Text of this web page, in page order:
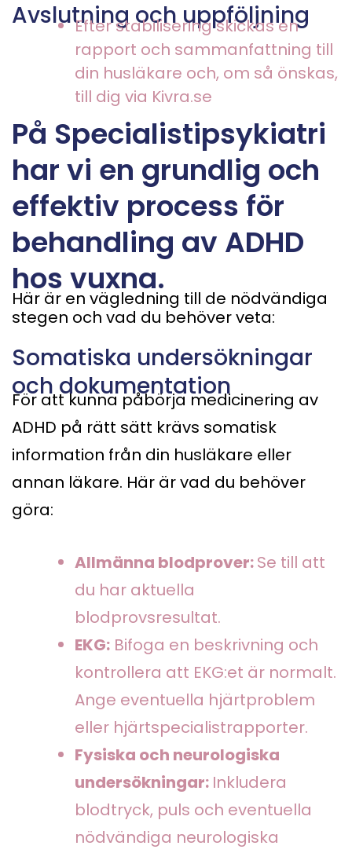
Avslutning och uppföljning
Efter stabilisering skickas en
rapport och sammanfattning till
din husläkare och, om så önskas,
till dig via Kivra.se
På Specialistipsykiatri
har vi en grundlig och
effektiv process för
behandling av ADHD
hos vuxna.
Här är en vägledning till de nödvändiga
stegen och vad du behöver veta:
Somatiska undersökningar
och dokumentation
För att kunna påbörja medicinering av
ADHD på rätt sätt krävs somatisk
information från din husläkare eller
annan läkare. Här är vad du behöver
göra:
Allmänna blodprover:Se till att
du har aktuella
blodprovsresultat.
EKG: Bifoga en beskrivning och
kontrollera att EKG:et är normalt.
Ange eventuella hjärtproblem
eller hjärtspecialistrapporter.
Fysiska och neurologiska
undersökningar: Inkludera
blodtryck, puls och eventuella
nödvändiga neurologiska